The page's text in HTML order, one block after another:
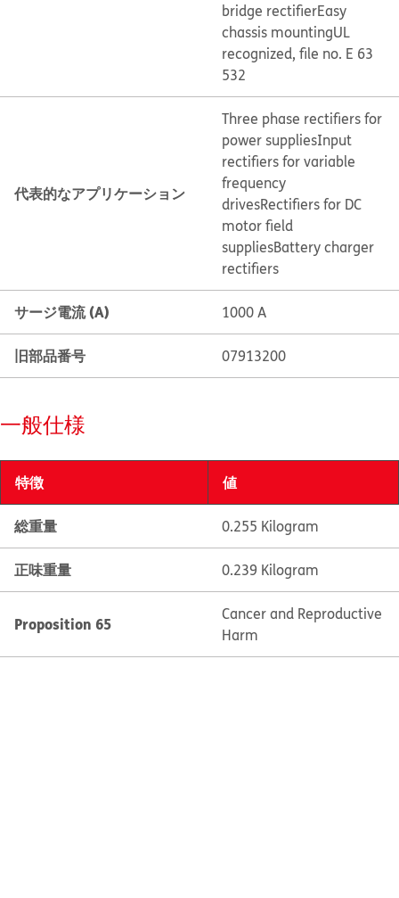
bridge rectifierEasy
chassis mountingUL
recognized, file no. E 63
532
代表的なアプリケーション
Three phase rectifiers for
power suppliesInput
rectifiers for variable
frequency
drivesRectifiers for DC
motor field
suppliesBattery charger
rectifiers
サージ電流 (A) 1000 A
旧部品番号 07913200
一般仕様
特徴 値
総重量 0.255 Kilogram
正味重量 0.239 Kilogram
Proposition 65
Cancer and Reproductive
Harm